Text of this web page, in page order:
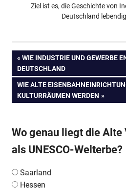
Ziel ist es, die Geschichte von
Deutschland
Beitragsnavigation
VORHERIGER
BEITRAG:
WIE INDUSTRIE UND GEWERBE
DEUTSCHLAND
NÄCHSTER
BEITRAG:
WIE ALTE
KULTURRÄUMEN WERDEN
Wo genau liegt die
als UNESCO-Welterbe?
Saarland
Hessen